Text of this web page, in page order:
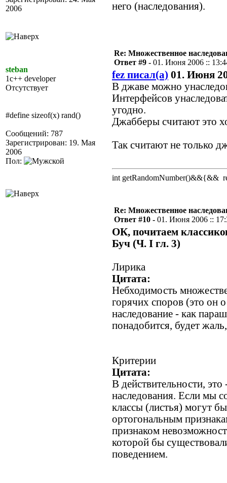
2006
него (наследования).
steban
1c++ developer
Отсутствует
#define sizeof(x) rand()
Сообщений: 787
Зарегистрирован: 19. Мая
2006
Пол:
Re: Множественное
Ответ #9 - 01. Июня 2006 ::
fez писал(а) 01. Июня
В джаве можно
Интерфейсов
угодно.
Джабберы считают это
Так считают не только
int getRandomNumber()&&{&&
Re: Множественное
Ответ #10 - 01. Июня 2006 ::
ОК, почитаем
Буч (Ч. I гл. 3)
Лирика
Цитата:
Небходимость
горячих споров (это он
наследование - как
понадобится, будет
Критерии
Цитата:
В действительности,
наследования. Если мы
классы (листья) могут
ортогональным
признаком
которой бы
поведением.